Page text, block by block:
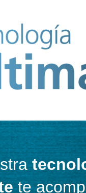
te